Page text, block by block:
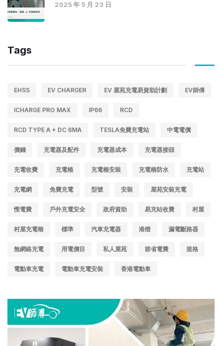
2025 年 5 月 23 日
Tags
EHSS EV CHARGER EV 屋苑充電易資助計劃 EV師傅
ICHARGE PRO MAX IP66 RCD
RCD TYPE A + DC 6MA TESLA免費充電站 中電電價
價錢 充電器及配件 充電器成本 充電器接頭
充電收費 充電樁 充電樁安裝 充電樁防水 充電站
充電網 免費充電 型號 安裝 屋苑安裝充電
慳電費 戶外充電安全 政府資助 易充站收費 村屋
村屋充電樁 標準 汽車充電器 港燈 漏電斷路器
無網絡充電 用電價目 私人屋苑 節省電費 規格
電動車充電 電動車充電安裝 香港電動車